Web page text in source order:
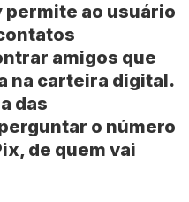
permite ao usuário
amigos que
na carteira digital.
das
o número
de quem vai